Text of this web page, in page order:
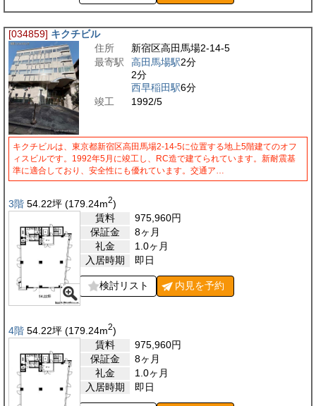
[034859] キクチビル
住所
新宿区高田馬場2-14-5
最寄駅
高田馬場駅2分
2分
西早稲田駅6分
竣工
1992/5
キクチビルは、東京都新宿区高田馬場2-14-5に位置する地上5階建てのオフ
ィスビルです。1992年5月に竣工し、RC造で建てられています。新耐震基
準に適合しており、安全性にも優れています。交通ア…
3階 54.22坪 (179.24m2)
賃料
975,960円
保証金
8ヶ月
礼金
1.0ヶ月
入居時期
即日
検討リスト 内見を予約
4階 54.22坪 (179.24m2)
賃料
975,960円
保証金
8ヶ月
礼金
1.0ヶ月
入居時期
即日